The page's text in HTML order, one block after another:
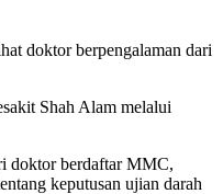
doktor berpengalaman dari
Shah Alam melalui
doktor berdaftar MMC,
keputusan ujian darah